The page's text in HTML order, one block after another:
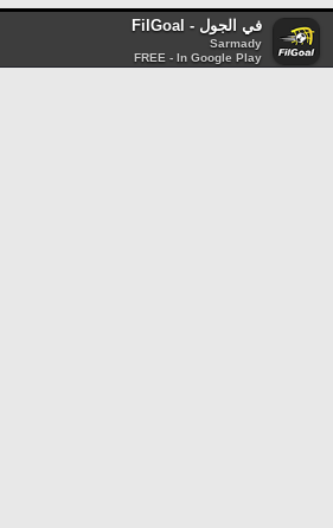
في الجول - FilGoal
Sarmady
FREE - In Google Play